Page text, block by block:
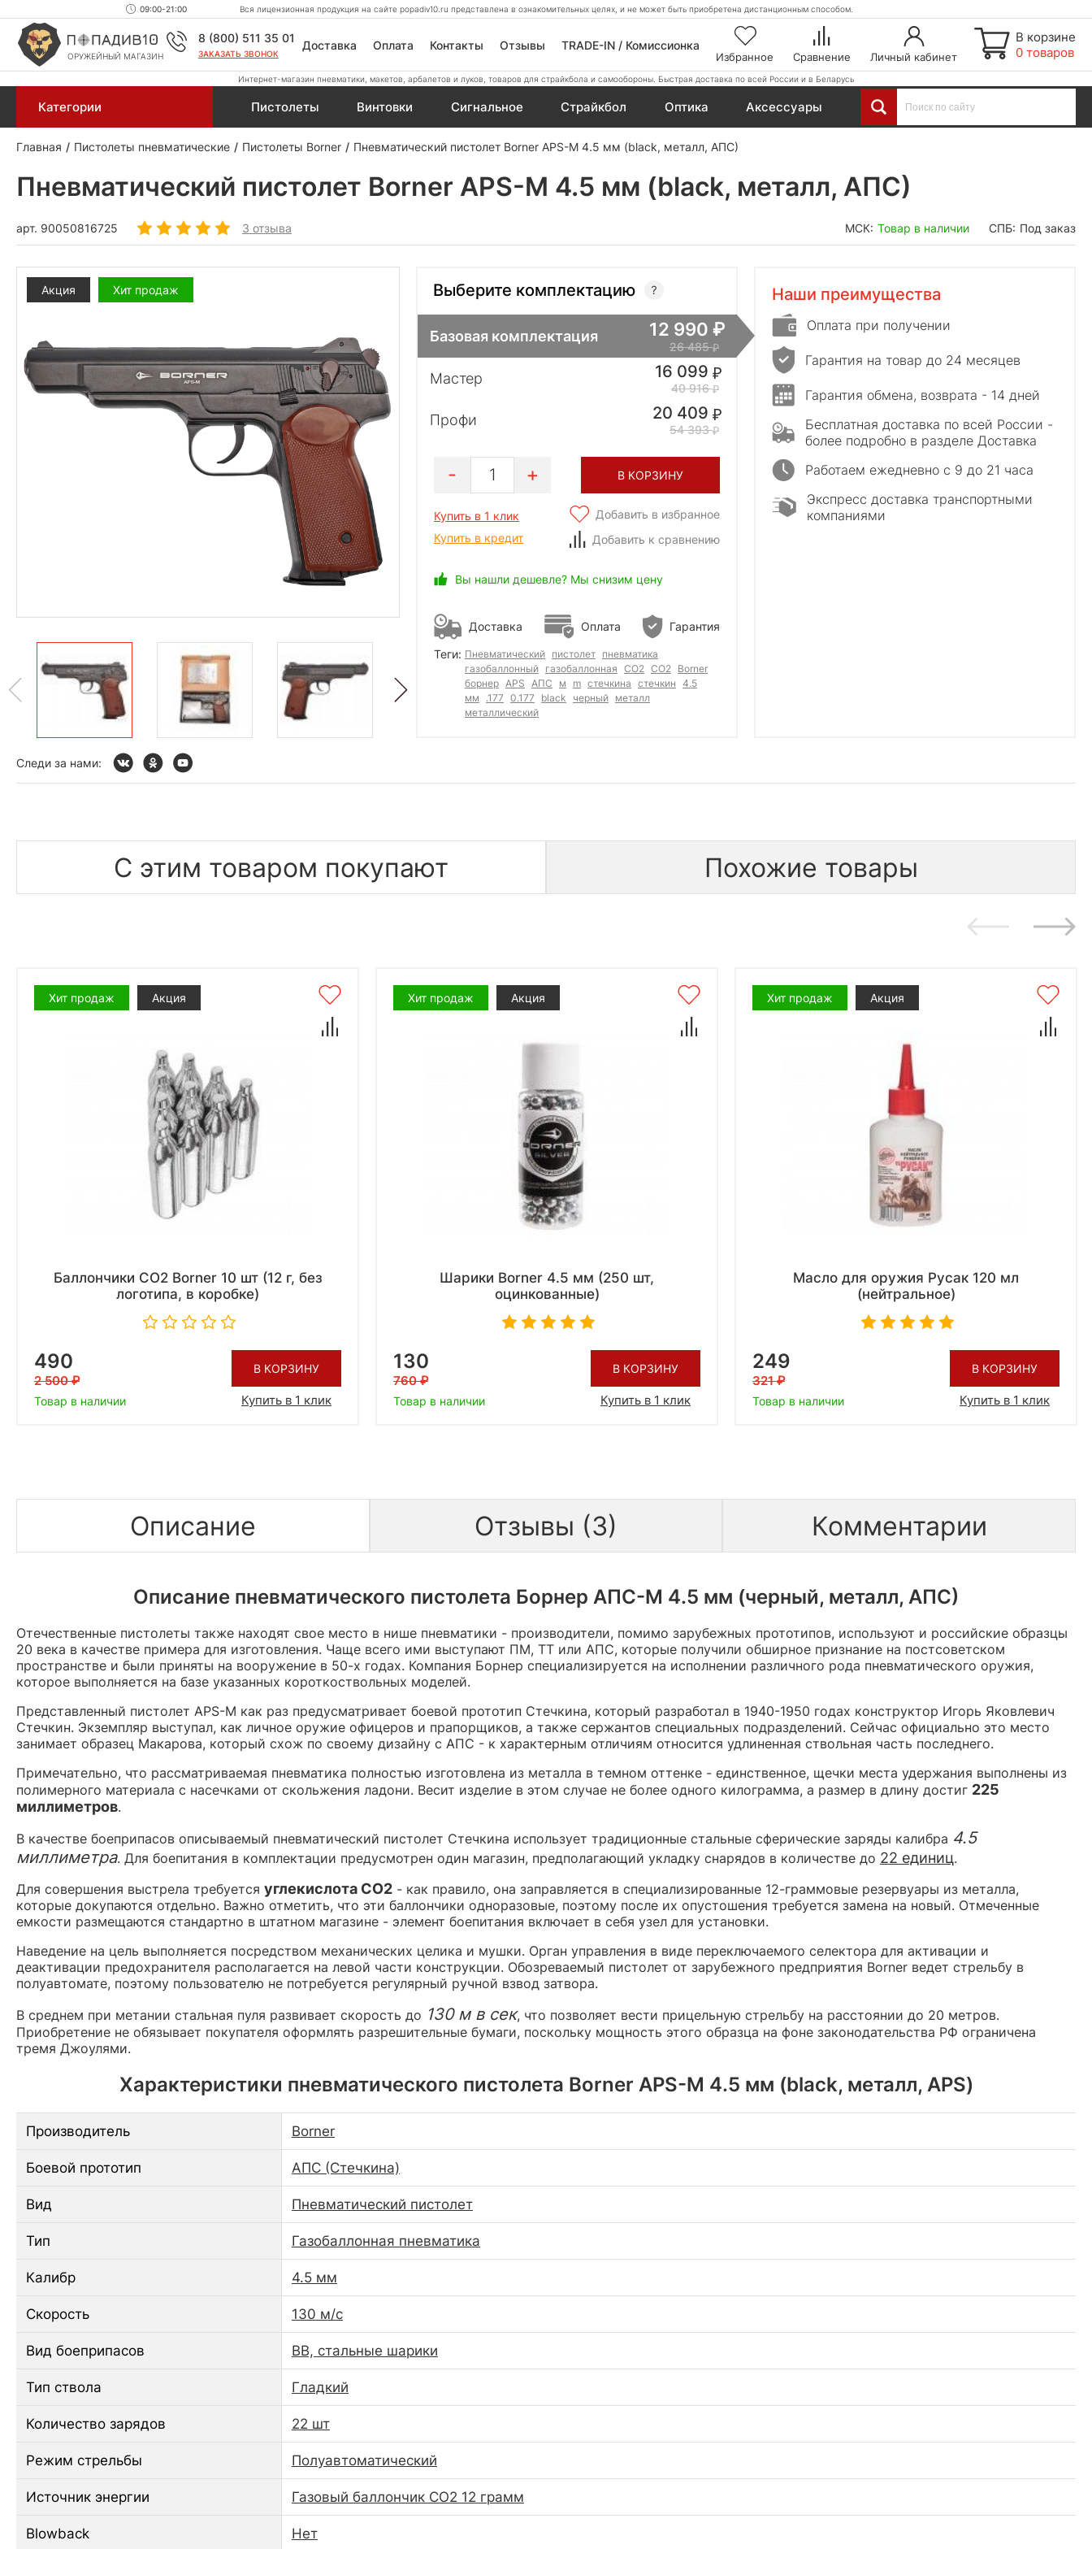
09:00-21:00 Вся лицензионная продукция на сайте popadiv10.ru представлена в ознакомительных целях, и не может быть приобретена дистанционным способом.
ОРУЖЕЙНЫЙ МАГАЗИН
8 (800) 511 35 01
ЗАКАЗАТЬ ЗВОНОК
Доставка Оплата Контакты Отзывы TRADE-IN / Комиссионка
Избранное Сравнение Личный кабинет
В корзине
0 товаров
Интернет-магазин пневматики, макетов, арбалетов и луков, товаров для страйкбола и самообороны. Быстрая доставка по всей России и в Беларусь
Категории Пистолеты Винтовки Сигнальное Страйкбол Оптика Аксессуары
Главная Пистолеты пневматические Пистолеты Borner Пневматический пистолет Borner APS-M 4.5 мм (black, металл, АПС)
Пневматический пистолет Borner APS-M 4.5 мм (black, металл, АПС)
арт. 90050816725 3 отзыва МСК: Товар в наличии СПБ: Под заказ
Акция Хит продаж Выберите комплектацию
Базовая комплектация 12 990
26 485
Мастер 16 099
40 916
Профи 20 409
54 393
1 В КОРЗИНУ
Купить в 1 клик
Купить в кредит
Добавить в избранное
Добавить к сравнению
Вы нашли дешевле? Мы снизим цену
Доставка Оплата
Гарантия
Теги: Пневматический пистолет пневматика
газобаллонный газобаллонная CO2 СО2 Borner
борнер APS АПС м m стечкина стечкин 4.5
мм
.177 0.177 black черный металл
металлический
Наши преимущества
Оплата при получении
Гарантия на товар до 24 месяцев
Гарантия обмена, возврата - 14 дней
Бесплатная доставка по всей России -
более подробно в разделе Доставка
Работаем ежедневно с 9 до 21 часа
Экспресс доставка транспортными
компаниями
Следи за нами:
С этим товаром покупают Похожие товары
Хит продаж Акция
Баллончики CO2 Borner 10 шт (12 г, без
логотипа, в коробке)
490
2 500
Товар в наличии
В КОРЗИНУ
Купить в 1 клик
Хит продаж Акция
Шарики Borner 4.5 мм (250 шт,
оцинкованные)
130
760
Товар в наличии
В КОРЗИНУ
Купить в 1 клик
Хит продаж Акция
Масло для оружия Русак 120 мл
(нейтральное)
249
321
Товар в наличии
В КОРЗИНУ
Купить в 1 клик
Описание Отзывы (3) Комментарии
Описание пневматического пистолета Борнер АПС-М 4.5 мм (черный, металл, АПС)
Отечественные пистолеты также находят свое место в нише пневматики - производители, помимо зарубежных прототипов, используют и российские образцы
20 века в качестве примера для изготовления. Чаще всего ими выступают ПМ, ТТ или АПС, которые получили обширное признание на постсоветском
пространстве и были приняты на вооружение в 50-х годах. Компания Борнер специализируется на исполнении различного рода пневматического оружия,
которое выполняется на базе указанных короткоствольных моделей.
Представленный пистолет APS-M как раз предусматривает боевой прототип Стечкина, который разработал в 1940-1950 годах конструктор Игорь Яковлевич
Стечкин. Экземпляр выступал, как личное оружие офицеров и прапорщиков, а также сержантов специальных подразделений. Сейчас официально это место
занимает образец Макарова, который схож по своему дизайну с АПС - к характерным отличиям относится удлиненная ствольная часть последнего.
Примечательно, что рассматриваемая пневматика полностью изготовлена из металла в темном оттенке - единственное, щечки места удержания выполнены из
полимерного материала с насечками от скольжения ладони. Весит изделие в этом случае не более одного килограмма, а размер в длину достиг 225
миллиметров.
В качестве боеприпасов описываемый пневматический пистолет Стечкина использует традиционные стальные сферические заряды калибра 4.5
миллиметра. Для боепитания в комплектации предусмотрен один магазин, предполагающий укладку снарядов в количестве до 22 единиц.
Для совершения выстрела требуется углекислота СО2 - как правило, она заправляется в специализированные 12-граммовые резервуары из металла,
которые докупаются отдельно. Важно отметить, что эти баллончики одноразовые, поэтому после их опустошения требуется замена на новый. Отмеченные
емкости размещаются стандартно в штатном магазине - элемент боепитания включает в себя узел для установки.
Наведение на цель выполняется посредством механических целика и мушки. Орган управления в виде переключаемого селектора для активации и
деактивации предохранителя располагается на левой части конструкции. Обозреваемый пистолет от зарубежного предприятия Borner ведет стрельбу в
полуавтомате, поэтому пользователю не потребуется регулярный ручной взвод затвора.
В среднем при метании стальная пуля развивает скорость до 130 м в сек, что позволяет вести прицельную стрельбу на расстоянии до 20 метров.
Приобретение не обязывает покупателя оформлять разрешительные бумаги, поскольку мощность этого образца на фоне законодательства РФ ограничена
тремя Джоулями.
Характеристики пневматического пистолета Borner APS-M 4.5 мм (black, металл, APS)
Производитель Borner
Боевой прототип АПС (Стечкина)
Вид Пневматический пистолет
Тип Газобаллонная пневматика
Калибр 4.5 мм
Скорость 130 м/с
Вид боеприпасов BB, стальные шарики
Тип ствола Гладкий
Количество зарядов 22 шт
Режим стрельбы Полуавтоматический
Источник энергии Газовый баллончик CO2 12 грамм
Blowback Нет